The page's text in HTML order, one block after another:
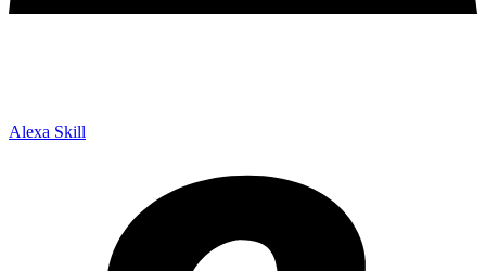
Alexa Skill